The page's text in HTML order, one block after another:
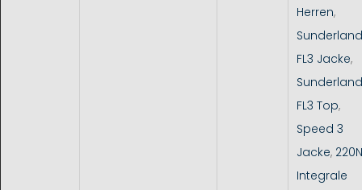
Herren,
Sunderland
FL3 Jacke,
Sunderland
FL3 Top,
Speed 3
Jacke, 220N
Integrale